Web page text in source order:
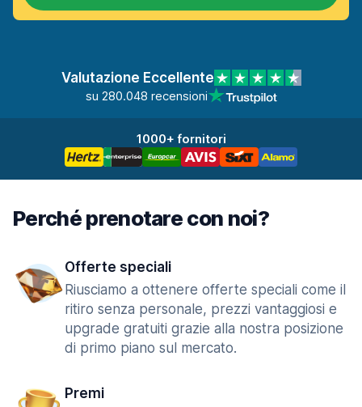
Valutazione Eccellente
su 280.048 recensioni
1000+ fornitori
Perché prenotare con noi?
Offerte speciali
Riusciamo a ottenere offerte speciali come il
ritiro senza personale, prezzi vantaggiosi e
upgrade gratuiti grazie alla nostra posizione
di primo piano sul mercato.
Premi